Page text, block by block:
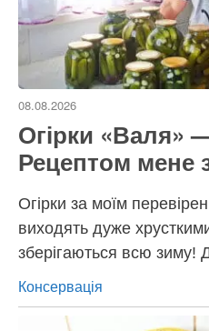
08.08.2026
Огірки «Валя»
Рецептом мене
Огірки за моїм
виходять дуже
зберігаються всю зиму!
Категорії
Консервація